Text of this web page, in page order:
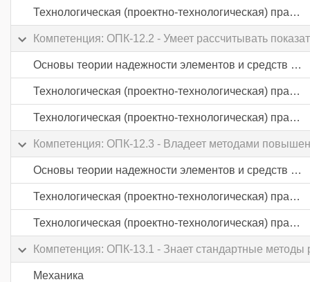
Технологическая (проектно-технологическая) практика
Компетенция: ОПК-12.2 - Умеет рассчитывать
Основы теории надежности элементов и средств автоматики
Технологическая (проектно-технологическая) практика
Технологическая (проектно-технологическая) практика
Компетенция: ОПК-12.3 - Владеет методами
Основы теории надежности элементов и средств автоматики
Технологическая (проектно-технологическая) практика
Технологическая (проектно-технологическая) практика
Компетенция: ОПК-13.1 - Знает стандартные методы
Механика